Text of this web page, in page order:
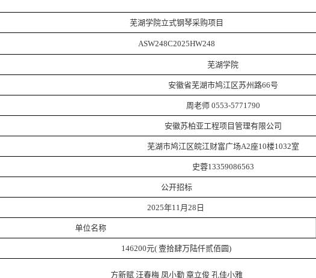
芜湖学院立式钢琴采购项目
ASW248C2025HW248
芜湖学院
安徽省芜湖市鸠江区苏州路66号
周老师 0553-5771790
安徽苏柏亚工程项目管理有限公司
芜湖市鸠江区皖江财富广场A2座10楼1032室
史蓉13359086563
公开招标
2025年11月28日
单位名称
146200元( 壹拾肆万陆仟贰佰圆)
方新赋 汪春梅 凤小勤 章立俊 孔佳小雅